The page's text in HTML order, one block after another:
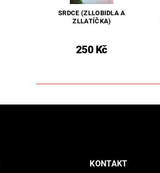
SRDCE (ZLLOBIDLA A
ZLLATÍČKA)
250 Kč
KONTAKT